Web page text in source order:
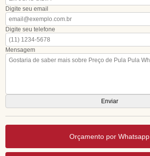
Digite seu email
Digite seu telefone
Mensagem
Orçamento por Whatsapp